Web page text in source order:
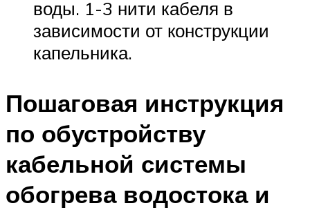
воды. 1-3 нити кабеля в
зависимости от конструкции
капельника.
Пошаговая инструкция
по обустройству
кабельной системы
обогрева водостока и